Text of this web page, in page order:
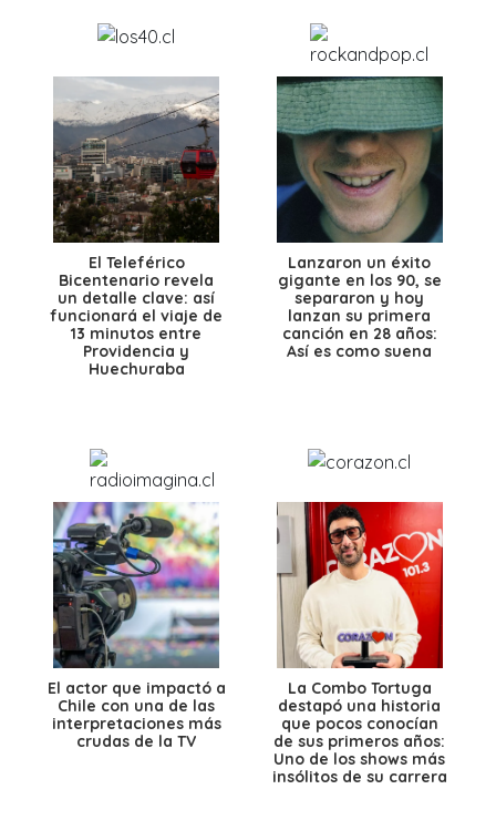
El Teleférico
Bicentenario revela
un detalle clave: así
funcionará el viaje de
13 minutos entre
Providencia y
Huechuraba
Lanzaron un éxito
gigante en los 90, se
separaron y hoy
lanzan su primera
canción en 28 años:
Así es como suena
El actor que impactó a
Chile con una de las
interpretaciones más
crudas de la TV
La Combo Tortuga
destapó una historia
que pocos conocían
de sus primeros años:
Uno de los shows más
insólitos de su carrera